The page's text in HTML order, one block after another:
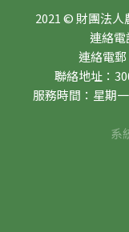
2021 © 財團法
連絡電
連絡電
聯絡地址：
服務時間：星期
系